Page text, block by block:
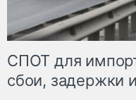
СПОТ для
сбои, задержки